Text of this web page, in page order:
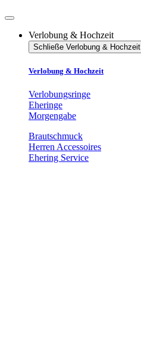
Verlobung & Hochzeit
Schließe Verlobung & Hochzeit
Verlobung & Hochzeit
Verlobungsringe
Eheringe
Morgengabe
Brautschmuck
Herren Accessoires
Ehering Service